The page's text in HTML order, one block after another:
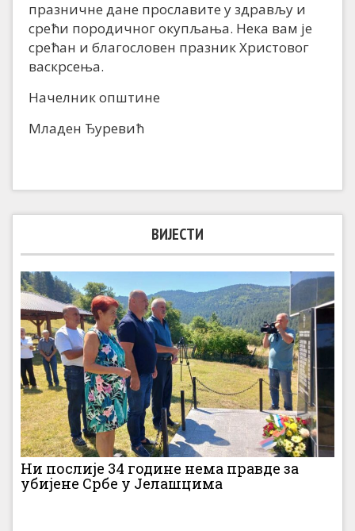
празничне дане прославите у здрављу и
срећи породичног окупљања. Нека вам је
срећан и благословен празник Христовог
васкрсења.
Начелник општине
Младен Ђуревић
ВИЈЕСТИ
Ни послије 34 године нема правде за
убијене Србе у Јелашцима